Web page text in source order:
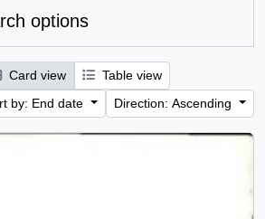
options
Card view
Table view
by: End date
Direction: Ascending